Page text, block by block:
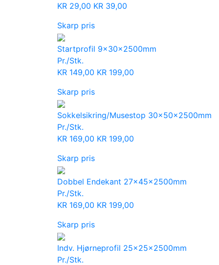
KR 29,00 KR 39,00
Skarp pris
Startprofil 9x30x2500mm
Pr./Stk.
KR 149,00 KR 199,00
Skarp pris
Sokkelsikring/Musestop 30x50x2500mm
Pr./Stk.
KR 169,00 KR 199,00
Skarp pris
Dobbel Endekant 27x45x2500mm
Pr./Stk.
KR 169,00 KR 199,00
Skarp pris
Indv. Hjørneprofil 25x25x2500mm
Pr./Stk.